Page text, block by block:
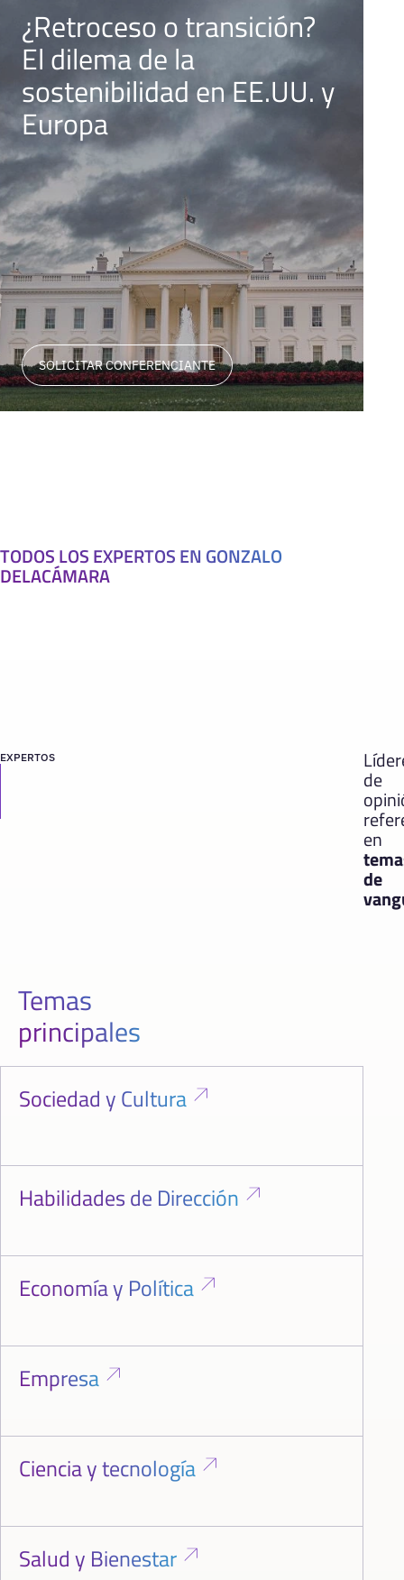
¿Retroceso o transición?
El dilema de la
sostenibilidad en EE.UU. y
Europa
SOLICITAR CONFERENCIANTE
TODOS LOS EXPERTOS EN GONZALO
DELACÁMARA
EXPERTOS
de
en
de
Temas
principales
Sociedad y Cultura
Habilidades de Dirección
Economía y Política
Empresa
Ciencia y tecnología
Salud y Bienestar